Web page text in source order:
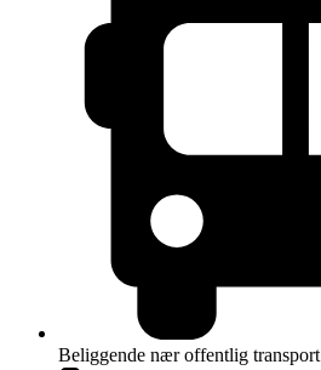
Beliggende nær offentlig transport